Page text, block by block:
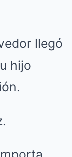
llegó
hijo